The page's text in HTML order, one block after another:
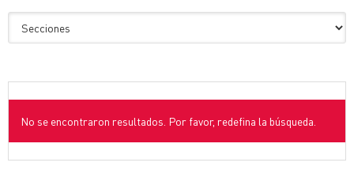
No se encontraron resultados. Por favor, redefina la búsqueda.